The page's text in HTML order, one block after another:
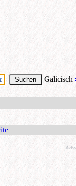
Galicisch